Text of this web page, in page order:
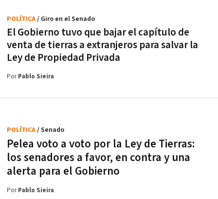
El Gobierno tuvo que bajar el capítulo de
venta de tierras a extranjeros para salvar la
Ley de Propiedad Privada
POLÍTICA/ Giro en el Senado
PorPablo Sieira
Pelea voto a voto por la Ley de Tierras:
los senadores a favor, en contra y una
alerta para el Gobierno
POLÍTICA/ Senado
PorPablo Sieira